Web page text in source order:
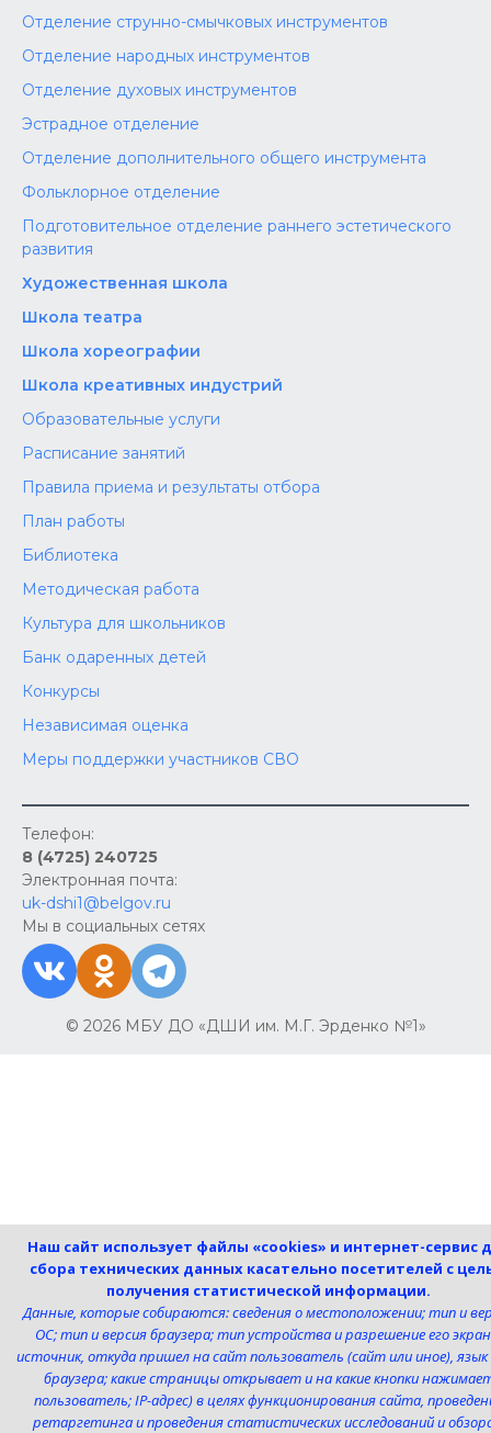
Отделение струнно-смычковых инструментов
Отделение народных инструментов
Отделение духовых инструментов
Эстрадное отделение
Отделение дополнительного общего инструмента
Фольклорное отделение
Подготовительное отделение раннего эстетического
развития
Художественная школа
Школа‌‌‌‌ театра
Школа хореографии
Школа креативных индустрий
Образовательные услуги
Расписание занятий
Правила приема и результаты отбора
План работы
Библиотека
Методическая работа
Культура для школьников
Банк одаренных детей
Конкурсы
Независимая оценка
Меры поддержки участников СВО
Телефон:
8 (4725) 240725
Электронная почта:
uk-dshi1@belgov.ru
Мы в социальных сетях
© 2026 МБУ ДО «ДШИ им. М.Г. Эрденко №1»
Наш сайт использует файлы «cookies» и интернет-сервис
сбора технических данных касательно посетителей с
получения статистической информации.
Данные, которые собираются: сведения о местоположении; тип и
ОС; тип и версия браузера; тип устройства и разрешение его
источник, откуда пришел на сайт пользователь (сайт или иное),
браузера; какие страницы открывает и на какие кнопки
пользователь; IP-адрес) в целях функционирования сайта,
ретаргетинга и проведения статистических исследований и